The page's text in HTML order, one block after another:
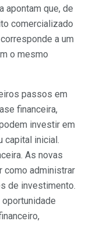
apontam que, de
comercializado
a um
o mesmo
passos em
financeira,
investir em
capital inicial.
As novas
como administrar
de investimento.